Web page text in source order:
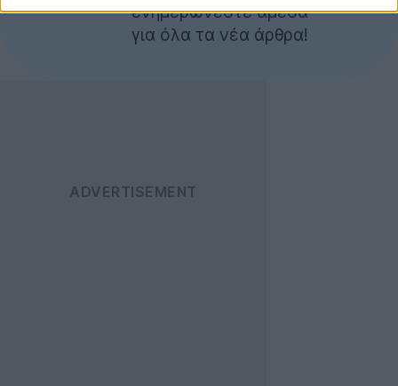
ενημερώνεστε άμεσα
για όλα τα νέα άρθρα!